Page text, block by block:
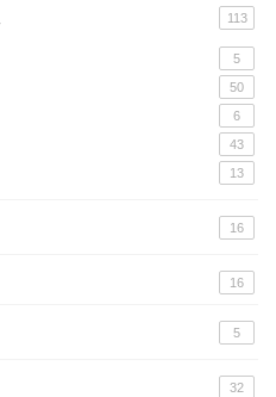
113
5
50
6
43
13
16
16
5
32